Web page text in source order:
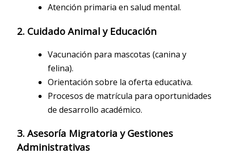
Atención primaria en salud mental.
2. Cuidado Animal y Educación
Vacunación para mascotas (canina y
felina).
Orientación sobre la oferta educativa.
Procesos de matrícula para oportunidades
de desarrollo académico.
3. Asesoría Migratoria y Gestiones
Administrativas